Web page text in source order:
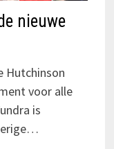
nieuwe
Hutchinson
voor alle
is